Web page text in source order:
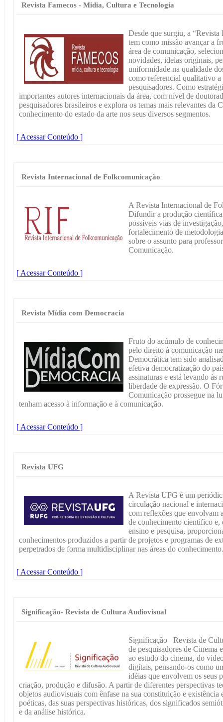
Revista Famecos - Midia, Cultura e Tecnologia
Desde que surgiu, a
tem como missão avançar a
área de comunicação,
novidades, ideias originais,
uniformidade na qualidade
como referencial qualitativo
pesquisadores. Como
importantes autores internacionais da área, com nível de
pesquisadores brasileiros e explora os temas mais relevantes da
conhecimento do estado da arte nos seus diversos segmentos.
[ Acessar Conteúdo ]
Revista Internacional de Folkcomunicação
A Revista Internacional de
Difundir a produção
possíveis vias de
fortalecimento de
sobre o assunto para
Comunicação.
[ Acessar Conteúdo ]
Revista Mídia com Democracia
Fruto do acúmulo de
pelo direito à comunicação
Democrática tem sido
efetiva democratização do
assinaturas e está levando às
liberdade de expressão. O
Comunicação prossegue na
tenham acesso à informação e à comunicação.
[ Acessar Conteúdo ]
Revista UFG
A Revista UFG é um
circulação nacional e
com reflexões que envolvam
de conhecimento científico e,
ensino e pesquisa,
conhecimentos produzidos a partir de projetos e programas de
perpetrados de forma multidisciplinar nas áreas do conhecimento.
[ Acessar Conteúdo ]
Significação- Revista de Cultura Audiovisual
Significação– Revista de
de pesquisadores de Cinema
ao estudo do cinema, do
digitais, pensando-os como
idéias que envolvem os seus
criação, produção e difusão. A partir de diferentes perspectivas
objetos audiovisuais com ênfase na sua constituição e
poéticas, das suas perspectivas históricas, dos significados
e da análise histórica.